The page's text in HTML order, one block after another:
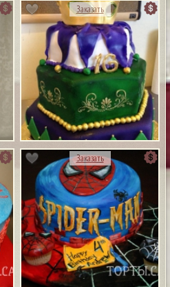
Заказать
Заказать